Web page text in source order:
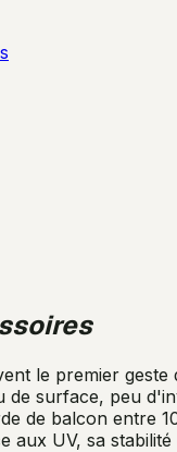
le premier
de surface, peu
de balcon entre
aux UV, sa